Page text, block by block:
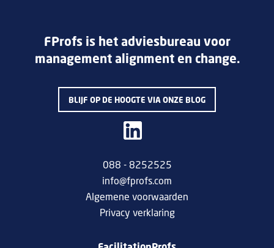
FProfs is het adviesbureau voor
management alignment en change.
BLIJF OP DE HOOGTE VIA ONZE BLOG
088 - 8252525
info@fprofs.com
Algemene voorwaarden
Privacy verklaring